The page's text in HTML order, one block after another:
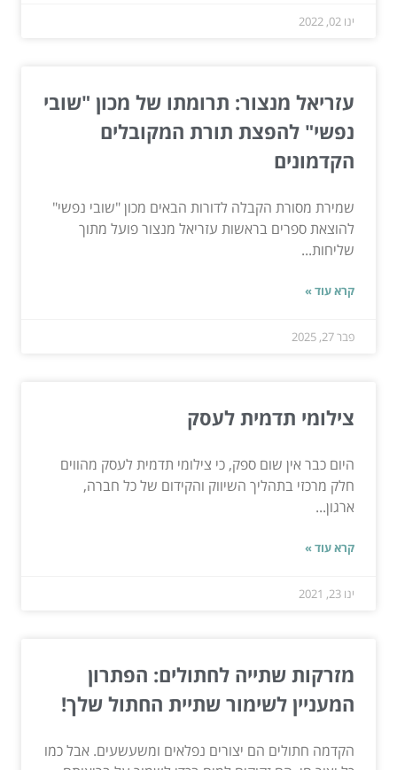
ינו 02, 2022
עזריאל מנצור: תרומתו של מכון "שובי
נפשי" להפצת תורת המקובלים
הקדמונים
שמירת מסורת הקבלה לדורות הבאים מכון "שובי נפשי"
להוצאת ספרים בראשות עזריאל מנצור פועל מתוך
שליחות...
קרא עוד »
פבר 27, 2025
צילומי תדמית לעסק
היום כבר אין שום ספק, כי צילומי תדמית לעסק מהווים
חלק מרכזי בתהליך השיווק והקידום של כל חברה,
ארגון...
קרא עוד »
ינו 23, 2021
מזרקות שתייה לחתולים: הפתרון
המעניין לשימור שתיית החתול שלך!
הקדמה חתולים הם יצורים נפלאים ומשעשעים. אבל כמו